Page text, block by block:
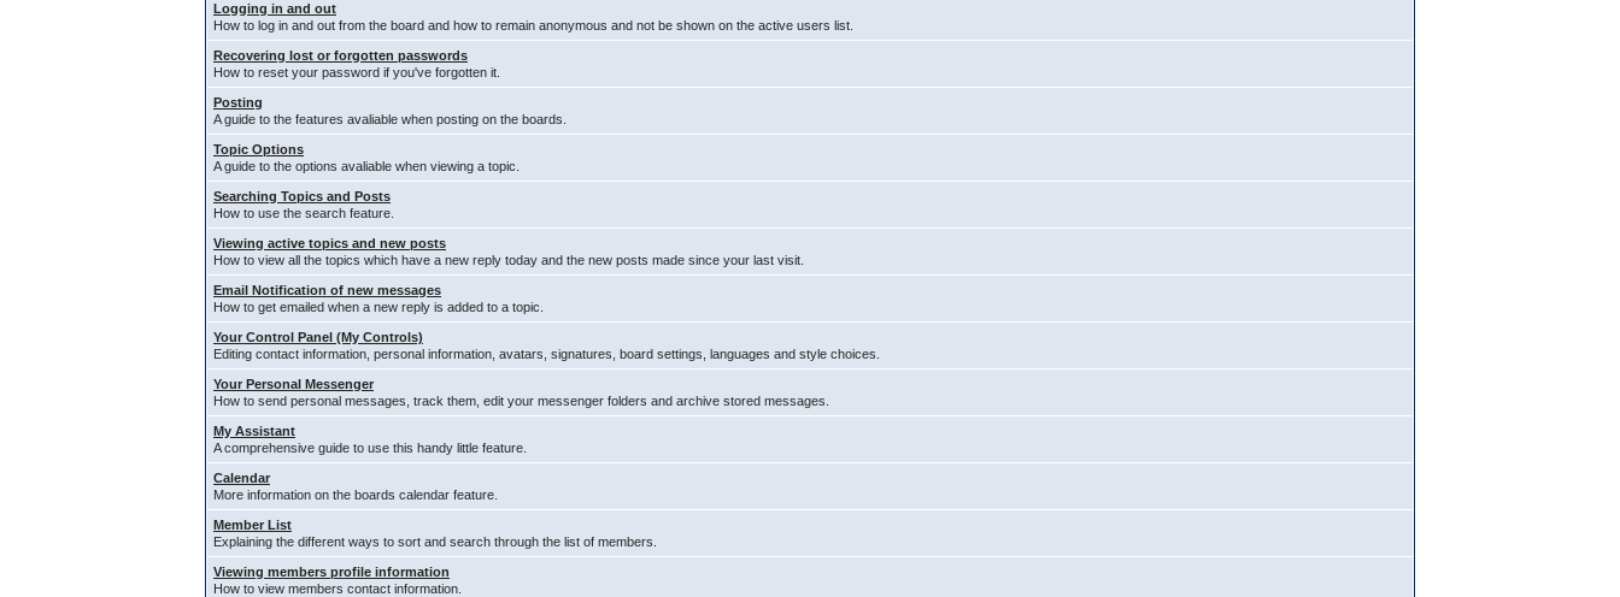
Logging in and out
How to log in and out from the board and how to remain anonymous and not be shown on the active users list.
Recovering lost or forgotten passwords
How to reset your password if you've forgotten it.
Posting
A guide to the features avaliable when posting on the boards.
Topic Options
A guide to the options avaliable when viewing a topic.
Searching Topics and Posts
How to use the search feature.
Viewing active topics and new posts
How to view all the topics which have a new reply today and the new posts made since your last visit.
Email Notification of new messages
How to get emailed when a new reply is added to a topic.
Your Control Panel (My Controls)
Editing contact information, personal information, avatars, signatures, board settings, languages and style choices.
Your Personal Messenger
How to send personal messages, track them, edit your messenger folders and archive stored messages.
My Assistant
A comprehensive guide to use this handy little feature.
Calendar
More information on the boards calendar feature.
Member List
Explaining the different ways to sort and search through the list of members.
Viewing members profile information
How to view members contact information.